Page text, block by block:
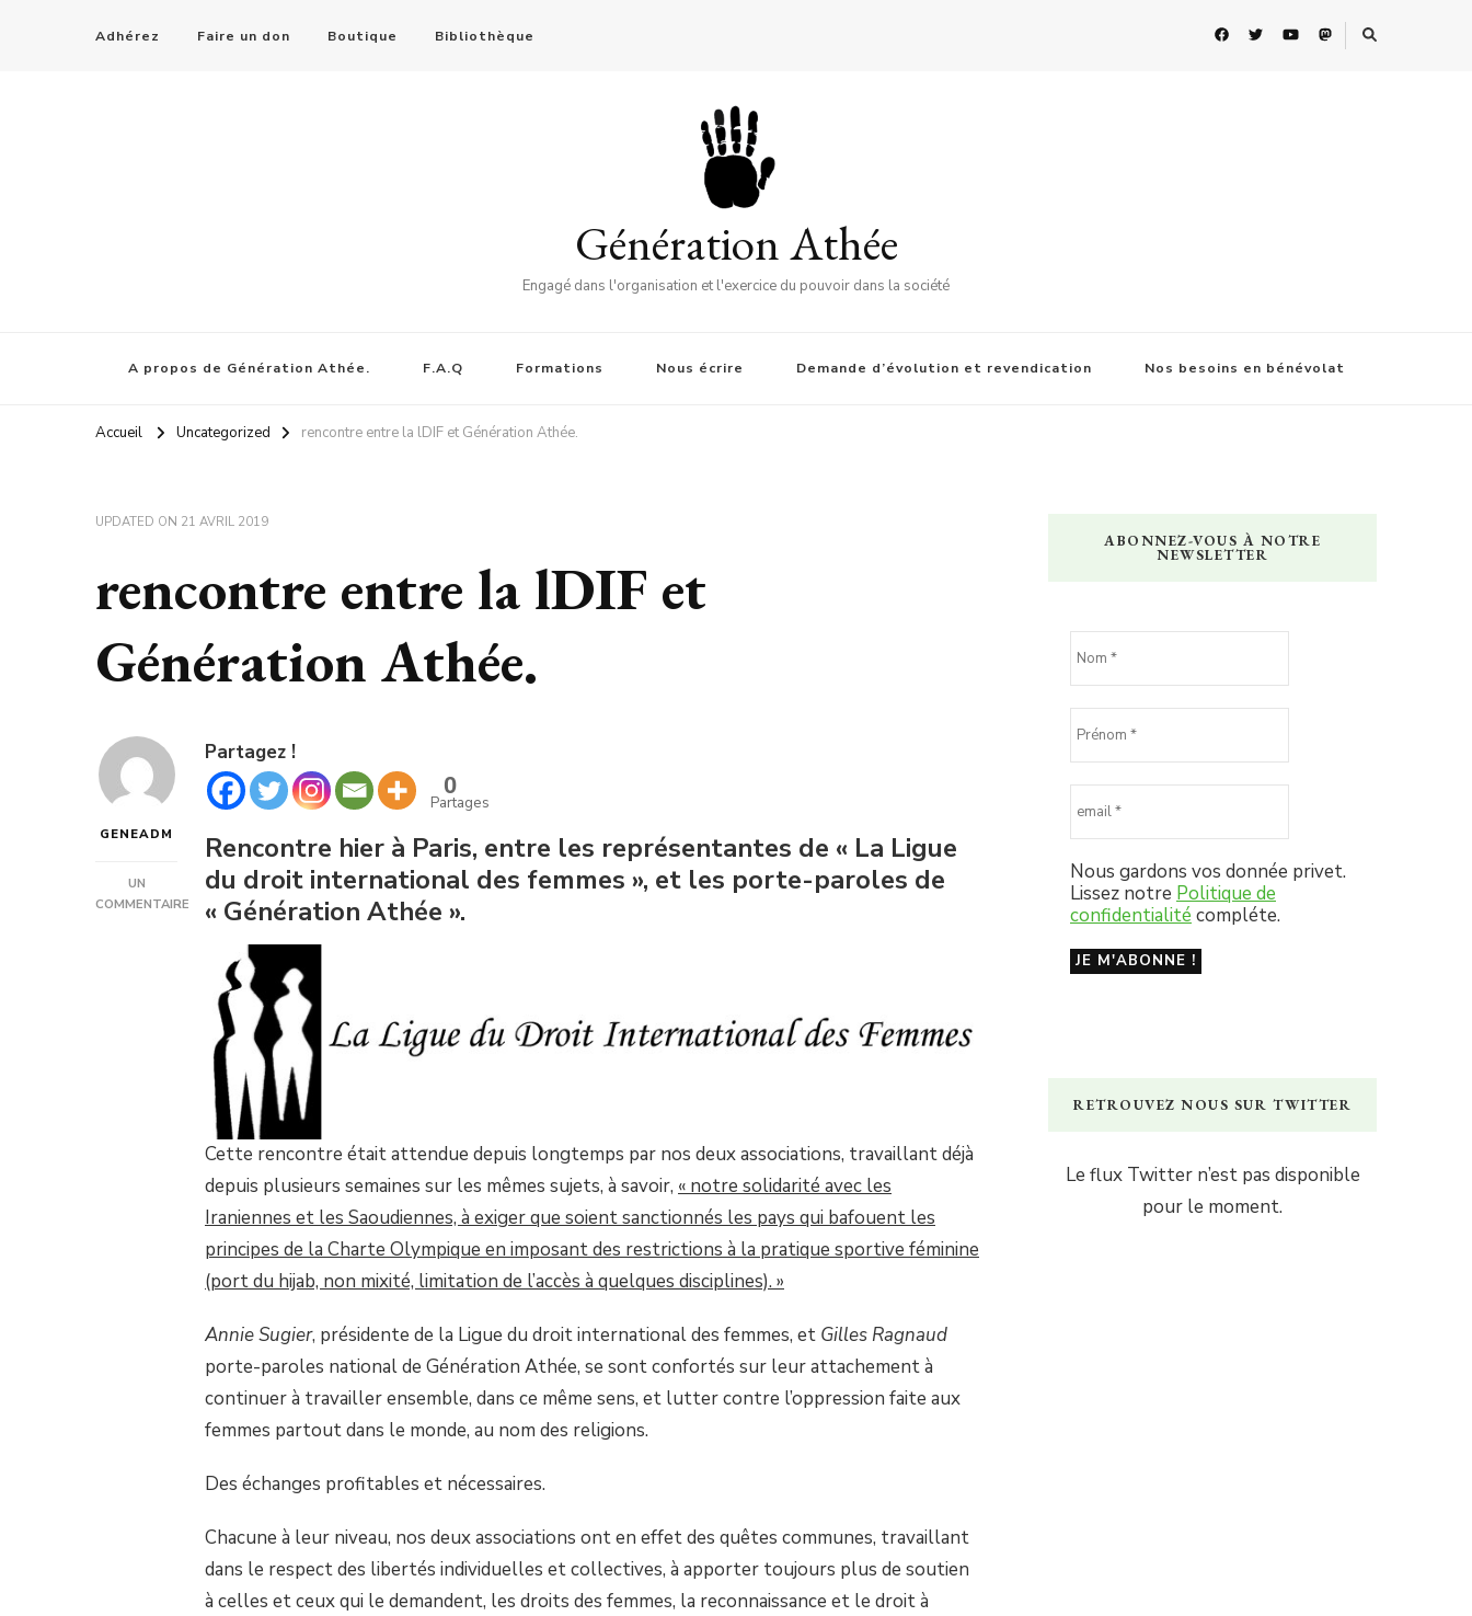
Adhérez Faire un don Boutique Bibliothèque
Génération Athée
Engagé dans l'organisation et l'exercice du pouvoir dans la société
A propos de Génération Athée. F.A.Q Formations Nous écrire Demande d’évolution et revendication Nos besoins en bénévolat
Accueil Uncategorized rencontre entre la lDIF et Génération Athée.
UPDATED ON 21 AVRIL 2019
rencontre entre la lDIF et
Génération Athée.
GENEADM
UN
COMMENTAIRE
GÉNÉRATION
Partagez !
0
Partages
Rencontre hier à Paris, entre les représentantes de « La Ligue
du droit international des femmes », et les porte-paroles de
« Génération Athée ».
Cette rencontre était attendue depuis longtemps par nos deux associations, travaillant déjà
depuis plusieurs semaines sur les mêmes sujets, à savoir, « notre solidarité avec les
Iraniennes et les Saoudiennes, à exiger que soient sanctionnés les pays qui bafouent les
principes de la Charte Olympique en imposant des restrictions à la pratique sportive féminine
(port du hijab, non mixité, limitation de l’accès à quelques disciplines). »
Annie Sugier, présidente de la Ligue du droit international des femmes, et Gilles Ragnaud
porte-paroles national de Génération Athée, se sont confortés sur leur attachement à
continuer à travailler ensemble, dans ce même sens, et lutter contre l’oppression faite aux
femmes partout dans le monde, au nom des religions.
Des échanges profitables et nécessaires.
Chacune à leur niveau, nos deux associations ont en effet des quêtes communes, travaillant
dans le respect des libertés individuelles et collectives, à apporter toujours plus de soutien
à celles et ceux qui le demandent, les droits des femmes, la reconnaissance et le droit à
ABONNEZ-VOUS À NOTRE
NEWSLETTER
Nous gardons vos donnée privet.
Lissez notre Politique de
confidentialité compléte.
RETROUVEZ NOUS SUR TWITTER
Le flux Twitter n’est pas disponible
pour le moment.